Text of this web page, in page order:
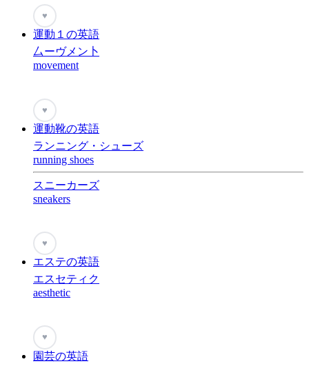
♥
運動１の英語
厶ーヴメン卜
movement
♥
運動靴の英語
ランニング・シューズ
running shoes
スニーカーズ
sneakers
♥
エステの英語
エスセティク
aesthetic
♥
園芸の英語